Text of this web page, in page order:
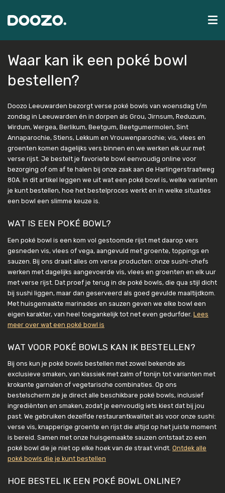
Waar kan ik een poké bowl
bestellen?
Doozo Leeuwarden bezorgt verse poké bowls van woensdag t/m
zondag in Leeuwarden én in dorpen als Grou, Jirnsum, Reduzum,
Wirdum, Wergea, Berlikum, Beetgum, Beetgumermolen, Sint
Annaparochie, Stiens, Lekkum en Vrouwenparochie; vis, vlees en
groenten komen dagelijks vers binnen en we werken elk uur met
verse rijst. Je bestelt je favoriete bowl eenvoudig online voor
bezorging of om af te halen bij onze zaak aan de Harlingerstraatweg
80A. In dit artikel leggen we uit wat een poké bowl is, welke varianten
je kunt bestellen, hoe het bestelproces werkt en in welke situaties
een bowl een slimme keuze is.
WAT IS EEN POKÉ BOWL?
Een poké bowl is een kom vol gestoomde rijst met daarop vers
gesneden vis, vlees of vega, aangevuld met groente, toppings en
sauzen. Bij ons draait alles om verse producten: onze sushi-chefs
werken met dagelijks aangevoerde vis, vlees en groenten en elk uur
met verse rijst. Dat proef je terug in de poké bowls, die qua stijl dicht
bij sushi liggen, maar dan geserveerd als goed gevulde maaltijdkom.
Met huisgemaakte marinades en sauzen geven we elke bowl een
eigen karakter, van heel toegankelijk tot net even gedurfder. Lees
meer over wat een poké bowl is
WAT VOOR POKÉ BOWLS KAN IK BESTELLEN?
Bij ons kun je poké bowls bestellen met zowel bekende als
exclusieve smaken, van klassiek met zalm of tonijn tot varianten met
krokante garnalen of vegetarische combinaties. Op ons
bestelscherm zie je direct alle beschikbare poké bowls, inclusief
ingrediënten en smaken, zodat je eenvoudig iets kiest dat bij jou
past. We gebruiken dezelfde restaurantkwaliteit als voor onze sushi:
verse vis, knapperige groente en rijst die altijd op het juiste moment
is bereid. Samen met onze huisgemaakte sauzen ontstaat zo een
poké bowl die je niet op elke hoek van de straat vindt. Ontdek alle
poké bowls die je kunt bestellen
HOE BESTEL IK EEN POKÉ BOWL ONLINE?